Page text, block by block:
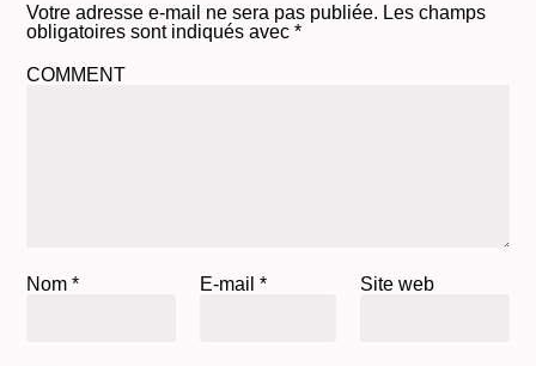
Votre adresse e-mail ne sera pas publiée. Les champs
obligatoires sont indiqués avec*
COMMENT
Nom* E-mail * Site web